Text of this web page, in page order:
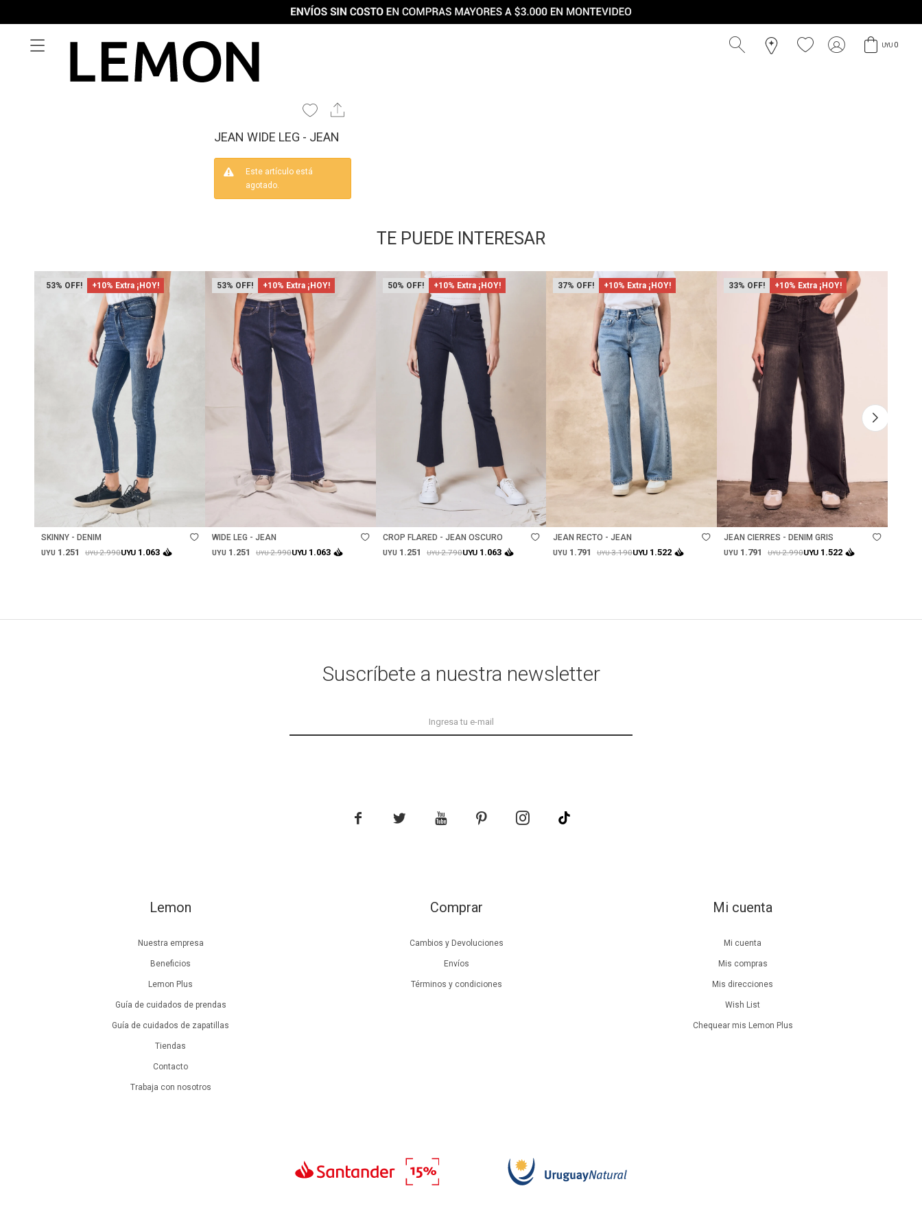
UYU 0

JEAN WIDE LEG - JEAN
Este artículo está
agotado.
TE PUEDE INTERESAR
53 +10% Extra ¡HOY!
SKINNY - DENIM
UYU 1.251 UYU2.990UYU 1.063
53 +10% Extra ¡HOY!
WIDE LEG - JEAN
UYU 1.251 UYU2.990UYU 1.063
50 +10% Extra ¡HOY!
CROP FLARED - JEAN OSCURO
UYU 1.251 UYU2.790UYU 1.063
37 +10% Extra ¡HOY!
JEAN RECTO - JEAN
UYU 1.791 UYU3.190UYU 1.522
33 +10% Extra ¡HOY!
Talle
JEAN CIERRES - DENIM GRIS
UYU 1.791 UYU2.990UYU 1.522
Lemon
Nuestra empresa
Beneficios
Lemon Plus
Guía de cuidados de prendas
Guía de cuidados de zapatillas
Tiendas
Contacto
Trabaja con nosotros
Comprar
Cambios y Devoluciones
Envíos
Términos y condiciones
Mi cuenta
Mi cuenta
Mis compras
Mis direcciones
Wish List
Chequear mis Lemon Plus
Suscríbete a nuestra newsletter
    